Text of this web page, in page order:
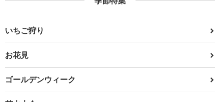
いちご狩り
お花見
ゴールデンウィーク